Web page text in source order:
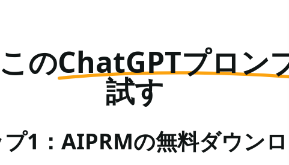
のChatGPTプロン
試す
1：AIPRMの無料ダウン